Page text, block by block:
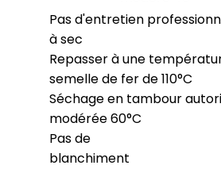
Pas d'entretien
à sec
Repasser à une
semelle de fer de 110°C
Séchage en tambour
modérée 60°C
Pas de
blanchiment